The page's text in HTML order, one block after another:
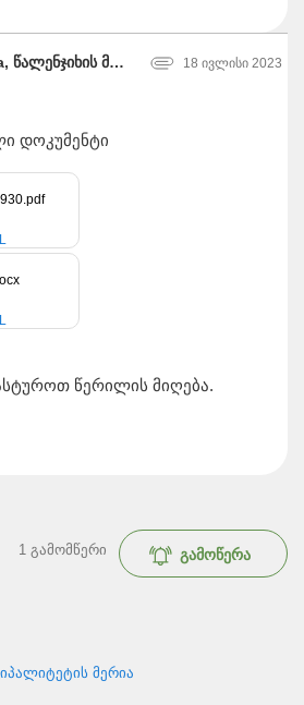
Irma Kalandia, წალენჯიხის მუნიციპალიტეტის მერია 18 ივლისი 2023
დოკუმენტი
წერილის მიღება.
გამოწერა
1 გამომწერი
მერია